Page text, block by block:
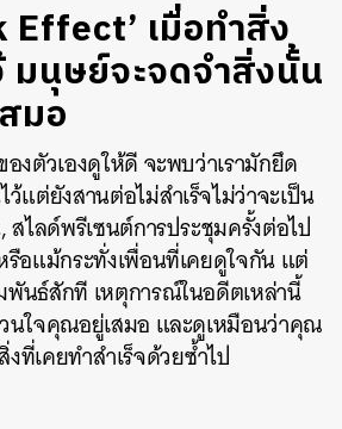
Effect’ เมื่อทำสิ่ง
มนุษย์จะจดจำสิ่งนั้น
มอ
งตัวเองดูให้ดี จะพบว่าเรามักยึด
แต่ยังสานต่อไม่สำเร็จไม่ว่าจะเป็น
ไลด์พรีเซนต์การประชุมครั้งต่อไป
รือแม้กระทั่งเพื่อนที่เคยดูใจกัน แต่
นธ์สักที เหตุการณ์ในอดีตเหล่านี้
นใจคุณอยู่เสมอ และดูเหมือนว่าคุณ
ที่เคยทำสำเร็จด้วยซ้ำไป